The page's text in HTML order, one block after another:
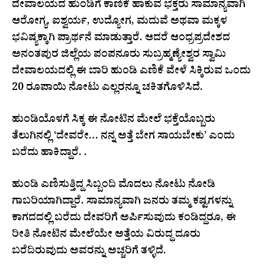
ದೇವಾಲಯದ ಹುಂಡಿಗೆ ಕಾಣಿಕೆ ಹಾಕುವ ಭಕ್ತರು ಸಾಮಾನ್ಯವಾಗಿ
ಆರೋಗ್ಯ, ಐಶ್ವರ್ಯ, ಉದ್ಯೋಗ, ಮದುವೆ ಅಥವಾ ಮಕ್ಕಳ
ಭವಿಷ್ಯಕ್ಕಾಗಿ ಪ್ರಾರ್ಥನೆ ಮಾಡುತ್ತಾರೆ. ಆದರೆ ಆಂಧ್ರಪ್ರದೇಶದ
ಅನಂತಪುರ ಜಿಲ್ಲೆಯ ಪಂಪನೂರು ಸುಬ್ರಹ್ಮಣ್ಯೇಶ್ವರ ಸ್ವಾಮಿ
ದೇವಾಲಯದಲ್ಲಿ ಈ ಬಾರಿ ಹುಂಡಿ ಎಣಿಕೆ ವೇಳೆ ಸಿಕ್ಕಿರುವ ಒಂದು
20 ರೂಪಾಯಿ ನೋಟು ಎಲ್ಲರನ್ನೂ ಚಕಿತಗೊಳಿಸಿದೆ.
ಹುಂಡಿಯೊಳಗೆ ಸಿಕ್ಕ ಈ ನೋಟಿನ ಮೇಲೆ ಭಕ್ತೆಯೊಬ್ಬರು
ತೆಲುಗಿನಲ್ಲಿ ‘ದೇವರೇ… ನನ್ನ ಅತ್ತೆ ಬೇಗ ಸಾಯಬೇಕು’ ಎಂದು
ಬರೆದು ಹಾಕಿದ್ದಾರೆ. .
ಹುಂಡಿ ಎಣಿಸುತ್ತಿದ್ದ ಸಿಬ್ಬಂದಿ ಮೊದಲು ನೋಟು ನೋಡಿ
ಗಾಬರಿಯಾಗಿದ್ದಾರೆ. ಸಾಮಾನ್ಯವಾಗಿ ಜನರು ತಮ್ಮ ಕಷ್ಟಗಳನ್ನು
ಕಾಗದದಲ್ಲಿ ಬರೆದು ದೇವರಿಗೆ ಅರ್ಪಿಸುವುದು ಕಂಡಿದ್ದರೂ, ಈ
ರೀತಿ ನೋಟಿನ ಮೇಲೆಯೇ ಅತ್ತೆಯ ವಿರುದ್ಧ ದೂರು
ಬರೆದಿರುವುದು ಅವರನ್ನು ಅಚ್ಚರಿಗೆ ತಳ್ಳಿದೆ.